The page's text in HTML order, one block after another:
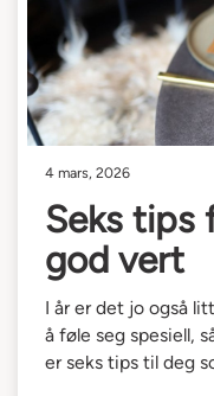
4 mars, 2026
Seks tips
god vert
I år er det jo også
å føle seg spesiell,
er seks tips til deg